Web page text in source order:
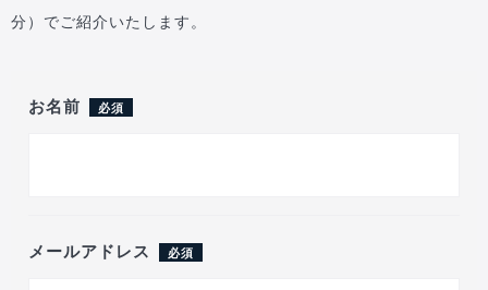
分）でご紹介いたします。
お名前 必須
メールアドレス 必須